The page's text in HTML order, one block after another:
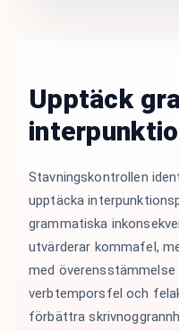
Upptäck
Stavningskontrollen
upptäcka
grammatiska
utvärderar kommafel,
med överensstämmelse
verbtemporsfel och
förbättra